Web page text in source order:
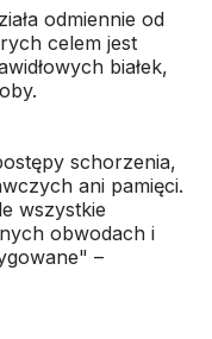
odmiennie od
celem jest
białek,
schorzenia,
ani pamięci.
wszystkie
obwodach i
–